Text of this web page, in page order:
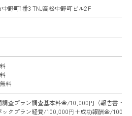
野町1番3 TNJ高松中野町ビル2Ｆ
料
調査プラン調査基本料金/10,000円（報告書・
ックプラン経費/100,000円＋成功報酬金/